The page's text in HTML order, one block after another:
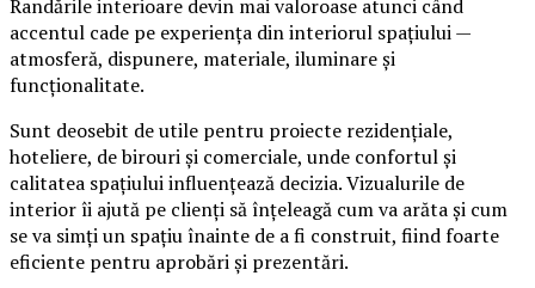
Randările interioare devin mai valoroase atunci când
accentul cade pe experiența din interiorul spațiului —
atmosferă, dispunere, materiale, iluminare și
funcționalitate.
Sunt deosebit de utile pentru proiecte rezidențiale,
hoteliere, de birouri și comerciale, unde confortul și
calitatea spațiului influențează decizia. Vizualurile de
interior îi ajută pe clienți să înțeleagă cum va arăta și cum
se va simți un spațiu înainte de a fi construit, fiind foarte
eficiente pentru aprobări și prezentări.